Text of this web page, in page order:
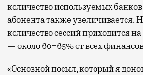
количество используемых
абонента также увеличивается.
количество сессий приходится
— около 60−65% от всех
«Основной посыл, который я